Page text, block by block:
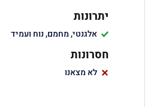
יתרונות
אלגנטי, מחמם, נוח ועמיד
חסרונות
לא מצאנו